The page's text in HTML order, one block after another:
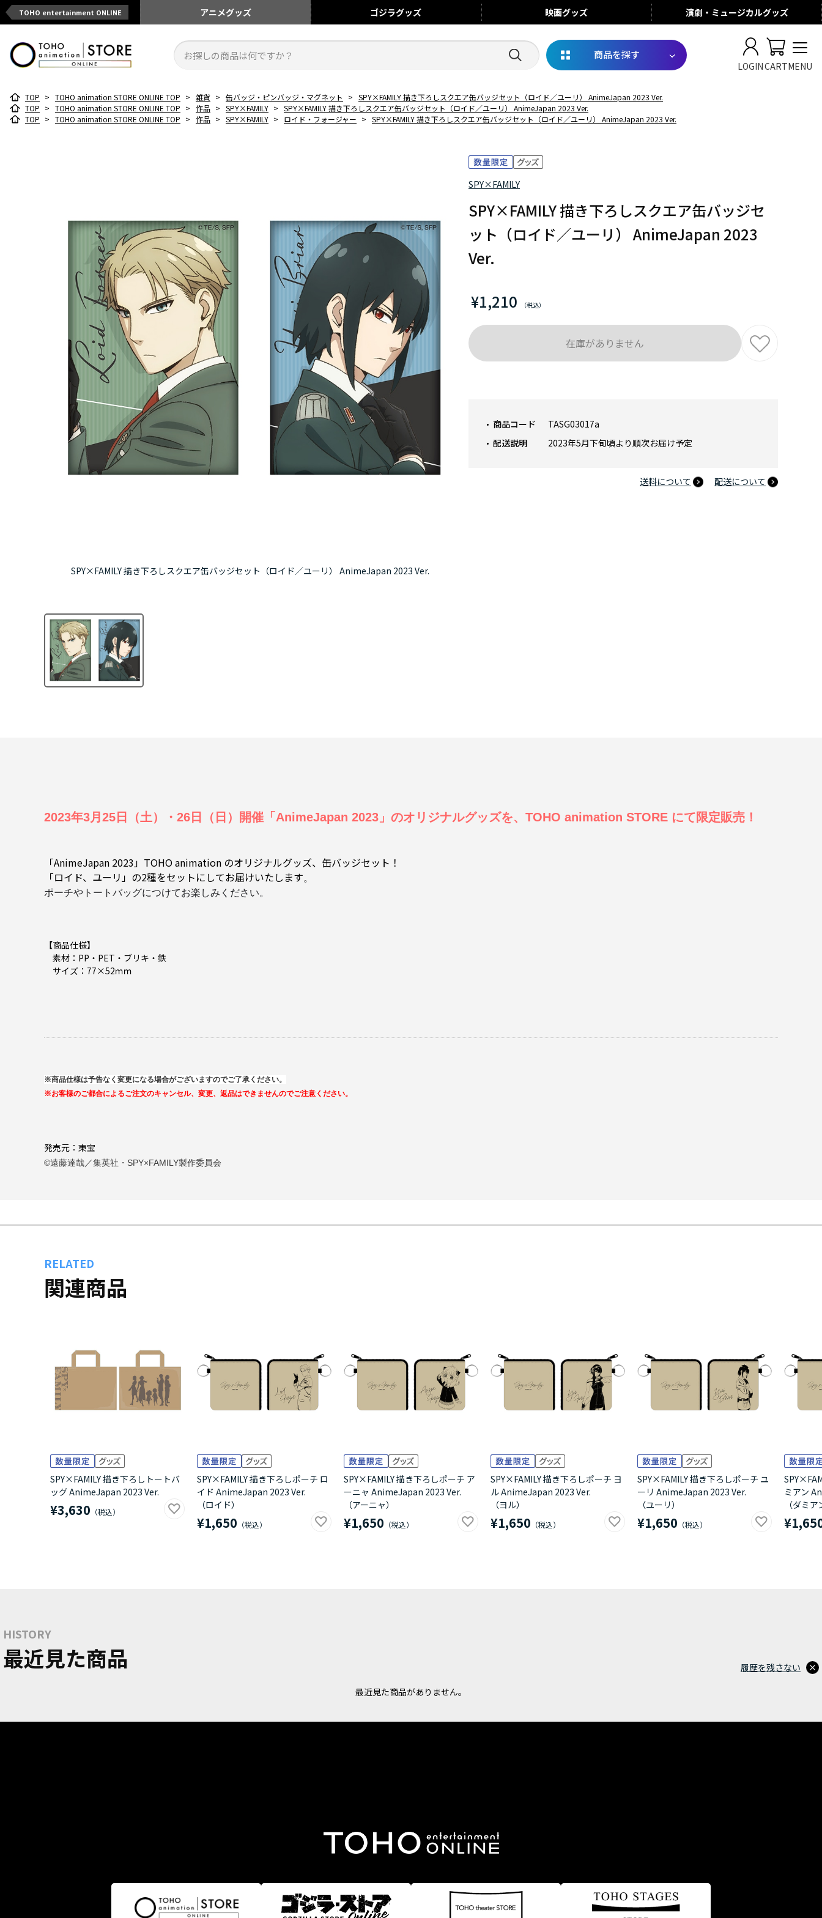
TOHO entertainment ONLINE アニメグッズ ゴジラグッズ 映画グッズ 演劇・ミュージカルグッズ
商品を探す
LOGINCARTMENU
TOP > TOHO animation STORE ONLINE TOP > 雑貨 > 缶バッジ・ピンバッジ・マグネット > SPY×FAMILY 描き下ろしスクエア缶バッジセット（ロイド／ユーリ） AnimeJapan 2023 Ver.
TOP > TOHO animation STORE ONLINE TOP > 作品 > SPY×FAMILY > SPY×FAMILY 描き下ろしスクエア缶バッジセット（ロイド／ユーリ） AnimeJapan 2023 Ver.
TOP > TOHO animation STORE ONLINE TOP > 作品 > SPY×FAMILY > ロイド・フォージャー > SPY×FAMILY 描き下ろしスクエア缶バッジセット（ロイド／ユーリ） AnimeJapan 2023 Ver.
SPY×FAMILY 描き下ろしスクエア缶バッジセット（ロイド／ユーリ） AnimeJapan 2023 Ver.
SPY×FAMILY
SPY×FAMILY 描き下ろしスクエア缶バッジセ
ット（ロイド／ユーリ） AnimeJapan 2023
Ver.
¥1,210
商品コード
TASG03017a
配送説明
2023年5月下旬頃より順次お届け予定
送料について 配送について
在庫がありません
2023年3月25日（土）・26日（日）開催「AnimeJapan 2023」のオリジナルグッズを、TOHO animation STORE にて限定販売！
「AnimeJapan 2023」TOHO animation のオリジナルグッズ、缶バッジセット！
「ロイド、ユーリ 」の2種をセットにしてお届けいたします。
ポーチやトートバッグにつけてお楽しみください。
【商品仕様】
素材：PP・PET・ブリキ・鉄
サイズ：77×52ｍｍ
※商品仕様は予告なく変更になる場合がございますのでご了承ください。
※お客様のご都合によるご注文のキャンセル、変更、返品はできませんのでご注意ください。
発売元：東宝
©遠藤達哉／集英社・SPY×FAMILY製作委員会
RELATED
関連商品
SPY×FAMILY 描き下ろしトートバ
ッグ AnimeJapan 2023 Ver.
¥3,630
SPY×FAMILY 描き下ろしポーチ ロ
イド AnimeJapan 2023 Ver.
（ロイド）
¥1,650
SPY×FAMILY 描き下ろしポーチ ア
ーニャ AnimeJapan 2023 Ver.
（アーニャ）
¥1,650
SPY×FAMILY 描き下ろしポーチ ヨ
ル AnimeJapan 2023 Ver.
（ヨル）
¥1,650
SPY×FAMILY 描き下ろしポーチ ユ
ーリ AnimeJapan 2023 Ver.
（ユーリ）
¥1,650
ミアン
（ダミ
HISTORY
最近見た商品
最近見た商品がありません。
履歴を残さない